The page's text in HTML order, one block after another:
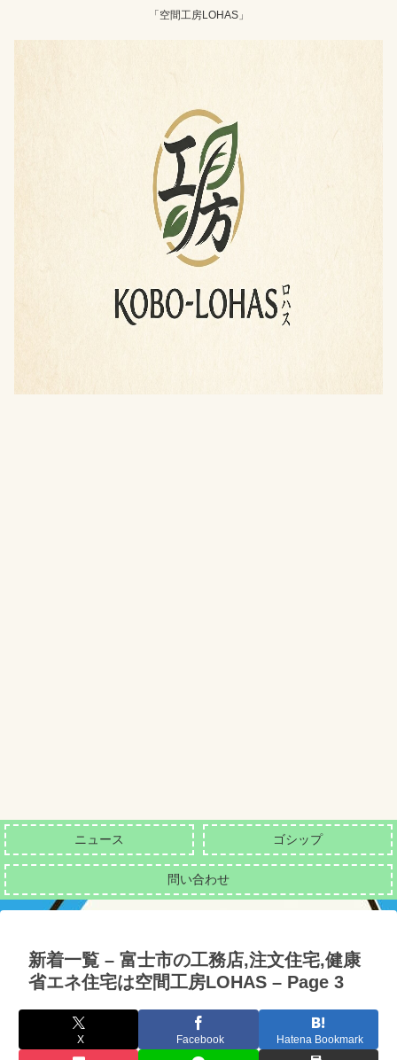
「空間工房LOHAS」
ニュース ゴシップ
問い合わせ
新着一覧 – 富士市の工務店,注文住宅,健康
省エネ住宅は空間工房LOHAS – Page 3
X Facebook Hatena Bookmark